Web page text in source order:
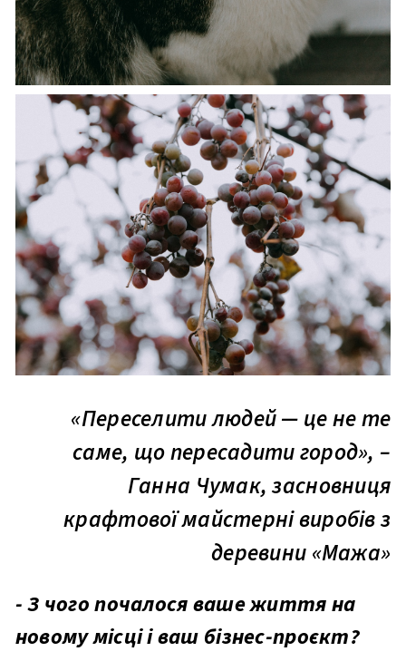
«Переселити людей — це не те
саме, що пересадити город», –
Ганна Чумак, засновниця
крафтової майстерні виробів з
деревини «Мажа»
- З чого почалося ваше життя на
новому місці і ваш бізнес-проєкт?